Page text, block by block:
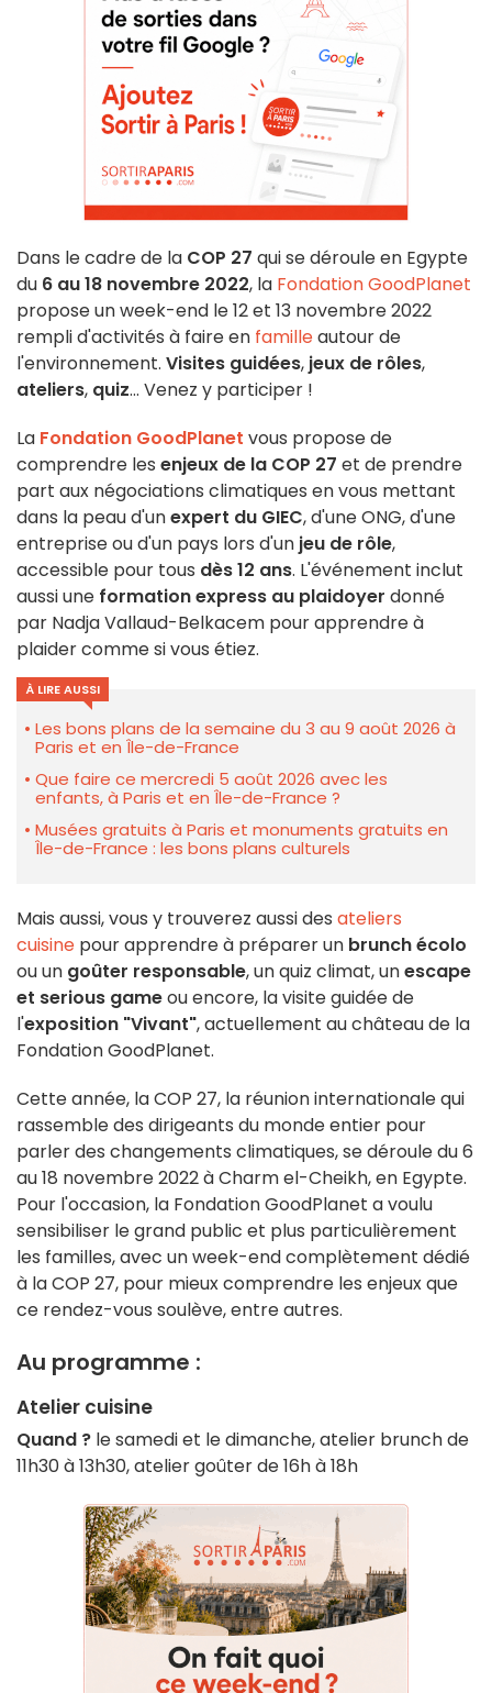
Dans le cadre de la COP 27 qui se déroule en Egypte
du 6 au 18 novembre 2022, la Fondation GoodPlanet
propose un week-end le 12 et 13 novembre 2022
rempli d'activités à faire en familleautour de
l'environnement. Visites guidées, jeux de rôles,
ateliers, quiz... Venez y participer !
La Fondation GoodPlanet vous propose de
comprendre les enjeux de la COP 27 et de prendre
part aux négociations climatiques en vous mettant
dans la peau d'unexpert du GIEC, d'une ONG, d'une
entreprise ou d'un pays lors d'un jeu de rôle,
accessible pour tous dès 12 ans. L'événement inclut
aussi une formation express au plaidoyer donné
par Nadja Vallaud-Belkacem pour apprendre à
plaider comme si vous étiez.
À LIRE AUSSI
Les bons plans de la semaine du 3 au 9 août 2026 à
Paris et en Île-de-France
Que faire ce mercredi 5 août 2026 avec les
enfants, à Paris et en Île-de-France ?
Musées gratuits à Paris et monuments gratuits en
Île-de-France : les bons plans culturels
Mais aussi, vous y trouverez aussi des ateliers
cuisine pour apprendre à préparer un brunch écolo
ou un goûter responsable, un quiz climat, unescape
et serious gameou encore, la visite guidée de
l'exposition "Vivant", actuellement au château de la
Fondation GoodPlanet.
Cette année, la COP 27, la réunion internationale qui
rassemble des dirigeants du monde entier pour
parler des changements climatiques, se déroule du 6
au 18 novembre 2022 à Charm el-Cheikh, en Egypte.
Pour l'occasion, la Fondation GoodPlanet a voulu
sensibiliser le grand public et plus particulièrement
les familles, avec un week-end complètement dédié
à la COP 27, pour mieux comprendre les enjeux que
ce rendez-vous soulève, entre autres.
Au programme :
Atelier cuisine
Quand ? le samedi et le dimanche, atelier brunch de
11h30 à 13h30, atelier goûter de 16h à 18h